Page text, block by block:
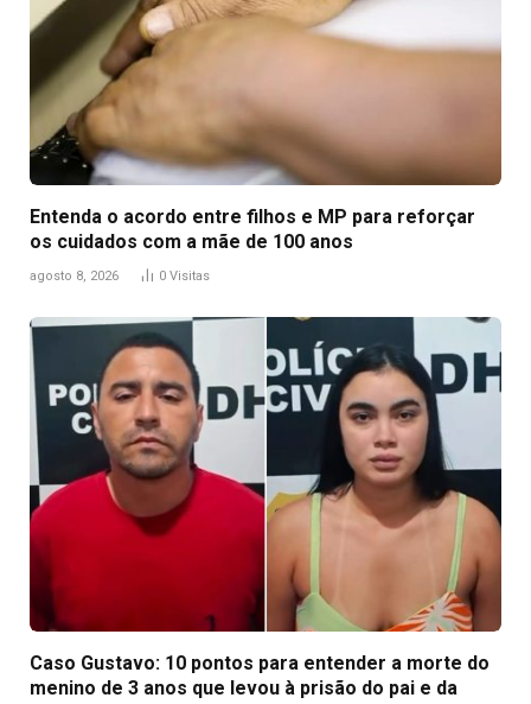
Entenda o acordo entre filhos e MP para reforçar
os cuidados com a mãe de 100 anos
agosto 8, 2026 0 Visitas
Caso Gustavo: 10 pontos para entender a morte do
menino de 3 anos que levou à prisão do pai e da